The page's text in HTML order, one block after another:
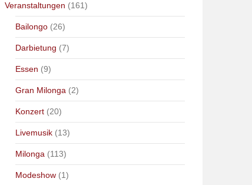
Veranstaltungen (161)
Bailongo (26)
Darbietung (7)
Essen (9)
Gran Milonga (2)
Konzert (20)
Livemusik (13)
Milonga (113)
Modeshow (1)